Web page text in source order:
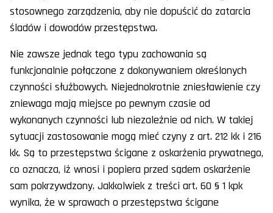
stosownego zarządzenia, aby nie dopuścić do zatarcia
śladów i dowodów przestępstwa.
Nie zawsze jednak tego typu zachowania są
funkcjonalnie połączone z dokonywaniem określonych
czynności służbowych. Niejednokrotnie zniesławienie czy
zniewaga mają miejsce po pewnym czasie od
wykonanych czynności lub niezależnie od nich. W takiej
sytuacji zastosowanie mogą mieć czyny z art. 212 kk i 216
kk. Są to przestępstwa ścigane z oskarżenia prywatnego,
co oznacza, iż wnosi i popiera przed sądem oskarżenie
sam pokrzywdzony. Jakkolwiek z treści art. 60 § 1 kpk
wynika, że w sprawach o przestępstwa ścigane